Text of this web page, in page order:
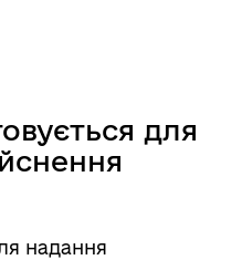
для
надання